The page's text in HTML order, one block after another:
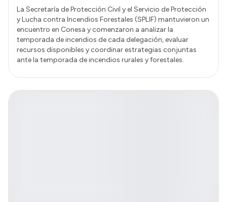
La Secretaría de Protección Civil y el Servicio de Protección
y Lucha contra Incendios Forestales (SPLIF) mantuvieron un
encuentro en Conesa y comenzaron a analizar la
temporada de incendios de cada delegación, evaluar
recursos disponibles y coordinar estrategias conjuntas
ante la temporada de incendios rurales y forestales.